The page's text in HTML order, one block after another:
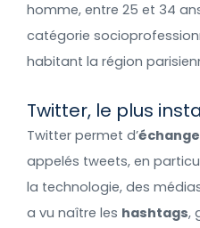
homme, entre 25 et 34
catégorie
habitant la région
Twitter, le plus
Twitter permet d’
appelés tweets, en
la technologie, des
a vu naître les hashtags,